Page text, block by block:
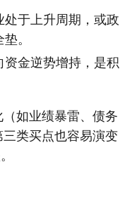
处于上升周期，或政
。
资金逆势增持，是积
（如业绩暴雷、债务
类买点也容易演变